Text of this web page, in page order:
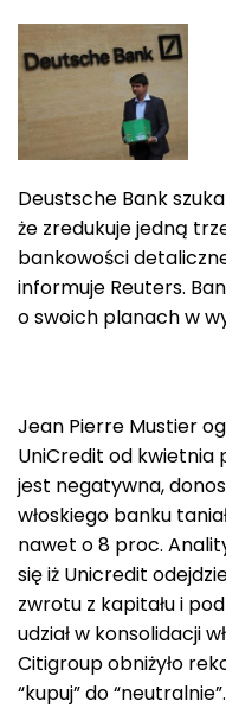
Deustsche Bank
że zredukuje jedną
bankowości
informuje Reuters.
o swoich planach w
Jean Pierre Mustier
UniCredit od kwietnia
jest negatywna,
włoskiego banku
nawet o 8 proc.
się iż Unicredit
zwrotu z kapitału i
udział w konsolidacji
Citigroup obniżyło
“kupuj” do “neutralnie”.